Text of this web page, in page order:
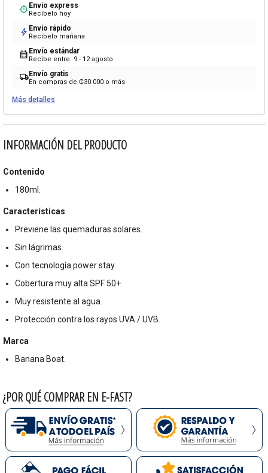
timer Envío express
Recíbelo hoy
bolt Envío rápido
Recíbelo mañana
calendar_month Envío estándar
Recibe entre: 9 - 12 agosto
local_shippingEnvío gratis
En compras de ₡30.000 o más
Más detalles
INFORMACIÓN DEL PRODUCTO
Contenido
180ml.
Características
Previene las quemaduras solares.
Sin lágrimas.
Con tecnología power stay.
Cobertura muy alta SPF 50+.
Muy resistente al agua.
Protección contra los rayos UVA / UVB.
Marca
Banana Boat.
¿POR QUÉ COMPRAR EN E-FAST?